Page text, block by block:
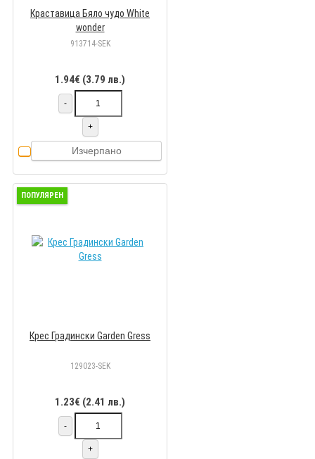
Краставица Бяло чудо White
wonder
913714-SEK
1.94€ (3.79 лв.)
-
+
Изчерпано
ПОПУЛЯРЕН
Крес Градински Garden Gress
129023-SEK
1.23€ (2.41 лв.)
-
+